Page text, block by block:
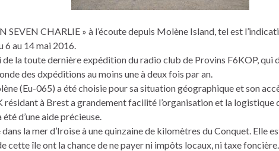
SEVEN CHARLIE » à l’écoute depuis Molène Island, tel est
6 au 14 mai 2016.
la toute dernière expédition du radio club de Provins F6KOP, qui
des dxpéditions au moins une à deux fois par an.
(Eu-065) a été choisie pour sa situation géographique et son
résidant à Brest a grandement facilité l’organisation et la logistique
d’une aide précieuse.
dans la mer d’Iroise à une quinzaine de kilomètres du Conquet. Elle
cette île ont la chance de ne payer ni impôts locaux, ni taxe